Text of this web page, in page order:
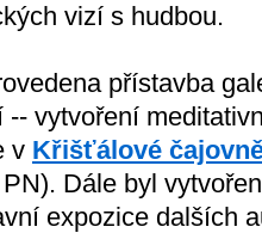
vizí s hudbou.
přístavba
-- vytvoření
v Křišťálové
Dále byl
expozice dalších